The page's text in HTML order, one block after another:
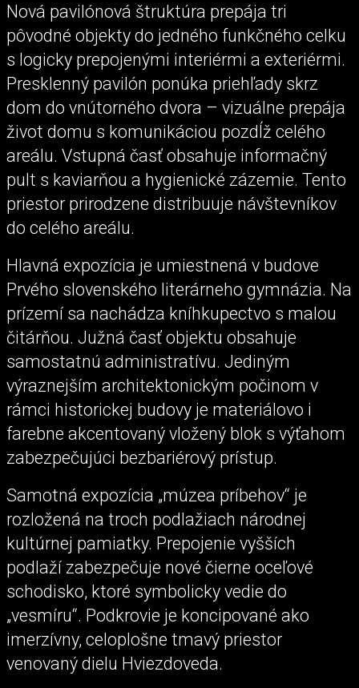
Nová pavilónová štruktúra prepája tri
pôvodné objekty do jedného funkčného celku
s logicky prepojenými interiérmi a exteriérmi.
Presklenný pavilón ponúka priehľady skrz
dom do vnútorného dvora – vizuálne prepája
život domu s komunikáciou pozdĺž celého
areálu. Vstupná časť obsahuje informačný
pult s kaviarňou a hygienické zázemie. Tento
priestor prirodzene distribuuje návštevníkov
do celého areálu.
Hlavná expozícia je umiestnená v budove
Prvého slovenského literárneho gymnázia. Na
prízemí sa nachádza kníhkupectvo s malou
čitárňou. Južná časť objektu obsahuje
samostatnú administratívu. Jediným
výraznejším architektonickým počinom v
rámci historickej budovy je materiálovo i
farebne akcentovaný vložený blok s výťahom
zabezpečujúci bezbariérový prístup.
Samotná expozícia „múzea príbehov“ je
rozložená na troch podlažiach národnej
kultúrnej pamiatky. Prepojenie vyšších
podlaží zabezpečuje nové čierne oceľové
schodisko, ktoré symbolicky vedie do
„vesmíru“. Podkrovie je koncipované ako
imerzívny, celoplošne tmavý priestor
venovaný dielu Hviezdoveda.